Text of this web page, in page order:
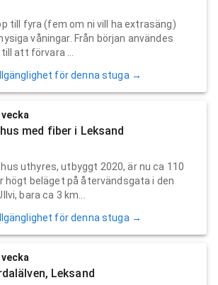
till fyra (fem om ni vill ha extrasäng)
våningar. Från början användes
att förvara ...
för denna stuga →
med fiber i Leksand
uthyres, utbyggt 2020, är nu ca 110
högt beläget på återvändsgata i den
bara ca 3 km...
för denna stuga →
Leksand